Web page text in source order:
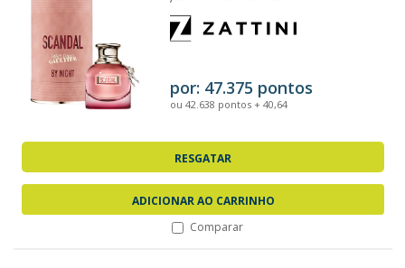
30ml
por: 47.375 pontos
ou 42.638 pontos + 40,64
RESGATAR
ADICIONAR AO CARRINHO
Comparar